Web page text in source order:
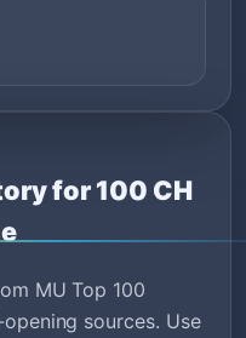
for 100 CH
MU Top 100
sources. Use